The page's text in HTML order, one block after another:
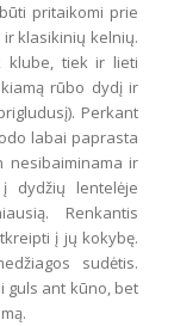
pritaikomi prie
klasikinių kelnių.
klube, tiek ir lieti
rūbo dydį ir
Perkant
labai paprasta
nesibaiminama ir
dydžių lentelėje
Renkantis
į jų kokybę.
sudėtis.
guls ant kūno, bet